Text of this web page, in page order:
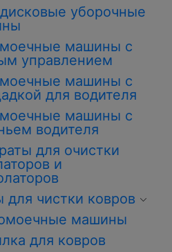
уборочные
машины с
управлением
машины с
для водителя
машины с
водителя
для очистки
и
для чистки ковров
машины
для ковров